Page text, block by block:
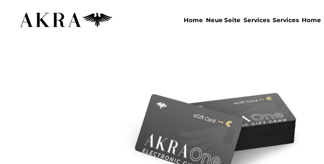
Home Neue Seite Services Services Home